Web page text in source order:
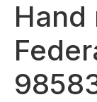
Hand